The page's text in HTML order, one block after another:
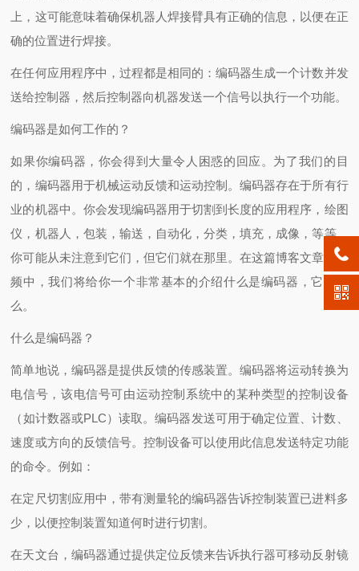
上，这可能意味着确保机器人焊接臂具有正确的信息，以便在正
确的位置进行焊接。
在任何应用程序中，过程都是相同的：编码器生成一个计数并发
送给控制器，然后控制器向机器发送一个信号以执行一个功能。
编码器是如何工作的？
如果你编码器，你会得到大量令人困惑的回应。为了我们的目
的，编码器用于机械运动反馈和运动控制。编码器存在于所有行
业的机器中。你会发现编码器用于切割到长度的应用程序，绘图
仪，机器人，包装，输送，自动化，分类，填充，成像，等等。
你可能从未注意到它们，但它们就在那里。在这篇博客文章和视
频中，我们将给你一个非常基本的介绍什么是编码器，它做什
么。
什么是编码器？
简单地说，编码器是提供反馈的传感装置。编码器将运动转换为
电信号，该电信号可由运动控制系统中的某种类型的控制设备
（如计数器或PLC）读取。编码器发送可用于确定位置、计数、
速度或方向的反馈信号。控制设备可以使用此信息发送特定功能
的命令。例如：
在定尺切割应用中，带有测量轮的编码器告诉控制装置已进料多
少，以便控制装置知道何时进行切割。
在天文台，编码器通过提供定位反馈来告诉执行器可移动反射镜